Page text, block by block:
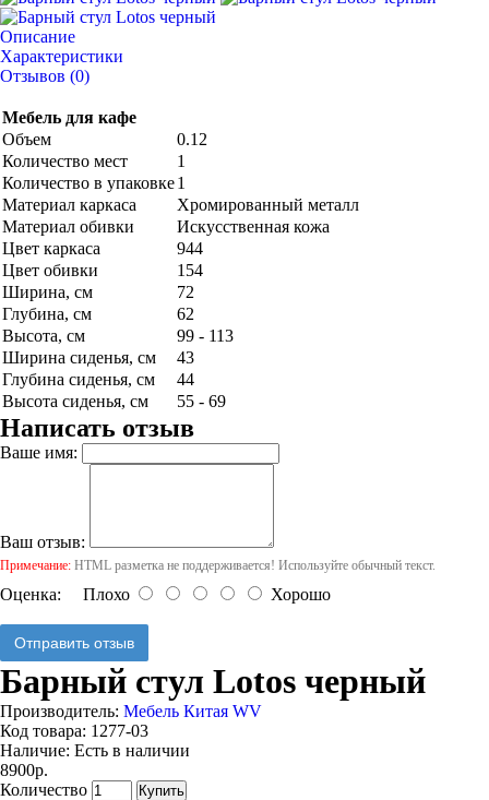
Описание
Характеристики
Отзывов (0)
Мебель для кафе
Объем
0.12
Количество мест
1
Количество в упаковке1
Материал каркаса
Хромированный металл
Материал обивки
Искусственная кожа
Цвет каркаса
944
Цвет обивки
154
Ширина, см
72
Глубина, см
62
Высота, см
99 - 113
Ширина сиденья, см
43
Глубина сиденья, см
44
Высота сиденья, см
55 - 69
Написать отзыв
Ваше имя:
Ваш отзыв:
Примечание: HTML разметка не поддерживается! Используйте обычный текст.
Оценка: Плохо Хорошо
Отправить отзыв
Барный стул Lotos черный
Производитель: Мебель Китая WV
Код товара: 1277-03
Наличие: Есть в наличии
8900р.
Количество
Купить